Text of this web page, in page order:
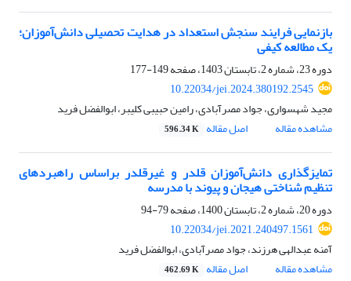
بازنمایی فرایند سنجش استعداد در هدایت تحصیلی دانش‌آموزان؛
یک مطالعه کیفی
دوره 23، شماره 2، تابستان 1403، صفحه
149-177
10.22034/jei.2024.380192.2545
مجید شهسواری، جواد مصرآبادی، رامین حبیبی کلیبر، ابوالفضل فرید
مشاهده مقاله
اصل مقاله 596.34 K
تمایزگذاری دانش‌آموزان قلدر و غیرقلدر براساس راهبردهای
تنظیم شناختی هیجان و پیوند با مدرسه
دوره 20، شماره 2، تابستان 1400، صفحه
79-94
10.22034/jei.2021.240497.1561
آمنه عبدالهی هرزند، جواد مصرآبادی، ابوالفضل فرید
مشاهده مقاله
اصل مقاله 462.69 K